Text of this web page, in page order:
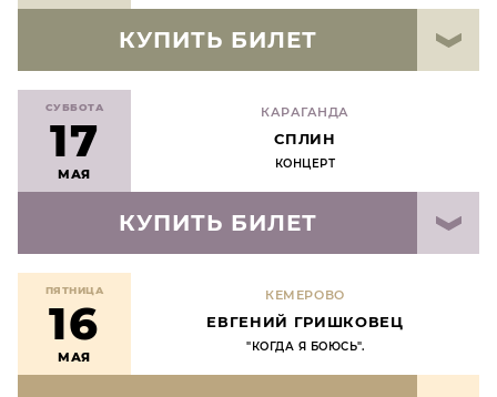
КУПИТЬ БИЛЕТ
СУББОТА
17
МАЯ
КАРАГАНДА
СПЛИН
КОНЦЕРТ
КУПИТЬ БИЛЕТ
ПЯТНИЦА
16
МАЯ
КЕМЕРОВО
ЕВГЕНИЙ ГРИШКОВЕЦ
"КОГДА Я БОЮСЬ".